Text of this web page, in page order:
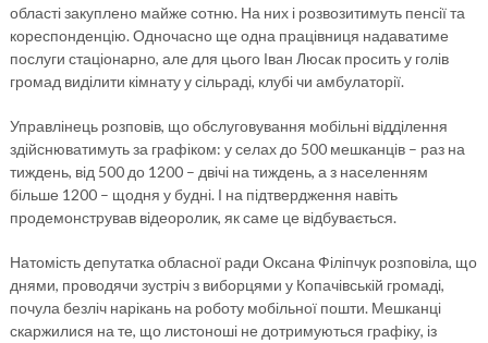
області закуплено майже сотню. На них і розвозитимуть пенсії та
кореспонденцію. Одночасно ще одна працівниця надаватиме
послуги стаціонарно, але для цього Іван Люсак просить у голів
громад виділити кімнату у сільраді, клубі чи амбулаторії.
Управлінець розповів, що обслуговування мобільні відділення
здійснюватимуть за графіком: у селах до 500 мешканців – раз на
тиждень, від 500 до 1200 – двічі на тиждень, а з населенням
більше 1200 – щодня у будні. І на підтвердження навіть
продемонстрував відеоролик, як саме це відбувається.
Натомість депутатка обласної ради Оксана Філіпчук розповіла, що
днями, проводячи зустріч з виборцями у Копачівській громаді,
почула безліч нарікань на роботу мобільної пошти. Мешканці
скаржилися на те, що листоноші не дотримуються графіку, із